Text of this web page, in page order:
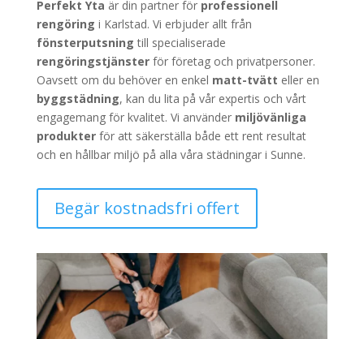
Perfekt Yta är din partner för professionell
rengöring i Karlstad. Vi erbjuder allt från
fönsterputsning till specialiserade
rengöringstjänsterför företag och privatpersoner.
Oavsett om du behöver en enkel matt-tvätt eller en
byggstädning, kan du lita på vår expertis och vårt
engagemang för kvalitet. Vi använder miljövänliga
produkterför att säkerställa både ett rent resultat
och en hållbar miljö på alla våra städningar i Sunne.
Begär kostnadsfri offert